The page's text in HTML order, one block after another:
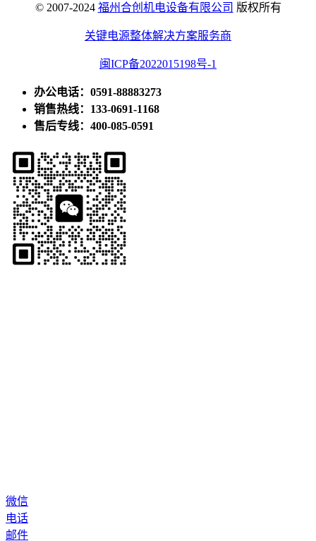
© 2007-2024 福州合创机电设备有限公司 版权所有
关键电源整体解决方案服务商
闽ICP备2022015198号-1
办公电话：0591-88883273
销售热线：133-0691-1168
售后专线：400-085-0591
微信
电话
邮件